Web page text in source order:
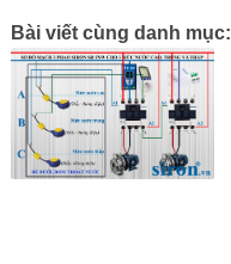
Bài viết cùng danh mục: